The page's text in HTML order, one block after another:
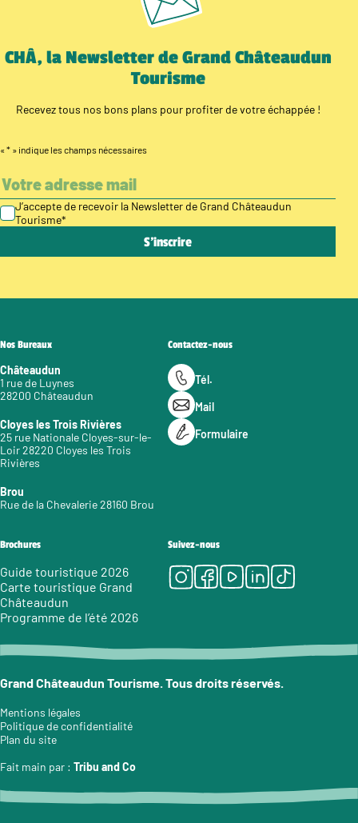
CHÂ, la Newsletter de Grand Châteaudun
Tourisme
Recevez tous nos bons plans pour profiter de votre échappée !
« * » indique les champs nécessaires
J’accepte de recevoir la Newsletter de Grand Châteaudun
Tourisme*
Nos Bureaux
Châteaudun
1 rue de Luynes
28200 Châteaudun
Cloyes les Trois Rivières
25 rue Nationale Cloyes-sur-le-
Loir 28220 Cloyes les Trois
Rivières
Brou
Rue de la Chevalerie 28160 Brou
Contactez-nous
Tél.
Mail
Formulaire
Brochures
Guide touristique 2026
Carte touristique Grand
Châteaudun
Programme de l’été 2026
Suivez-nous
Instagram
Facebook
Youtube
LinkedIn
Tiktok
Grand Châteaudun Tourisme. Tous droits réservés.
Mentions légales
Politique de confidentialité
Plan du site
Fait main par : Tribu and Co